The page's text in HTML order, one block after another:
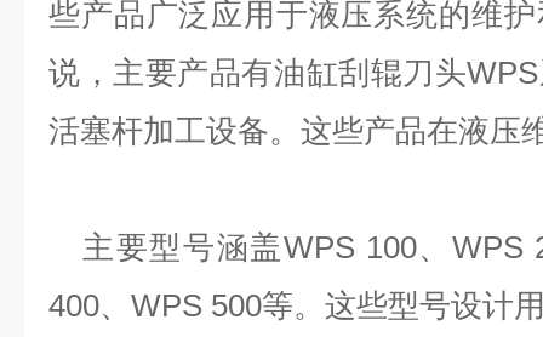
些产品广泛应用于液压系统的维
说，主要产品有油缸刮辊刀头
活塞杆加工设备。这些产品在液压
主要型号涵盖WPS 100、WPS
400、WPS 500等。这些型号设计